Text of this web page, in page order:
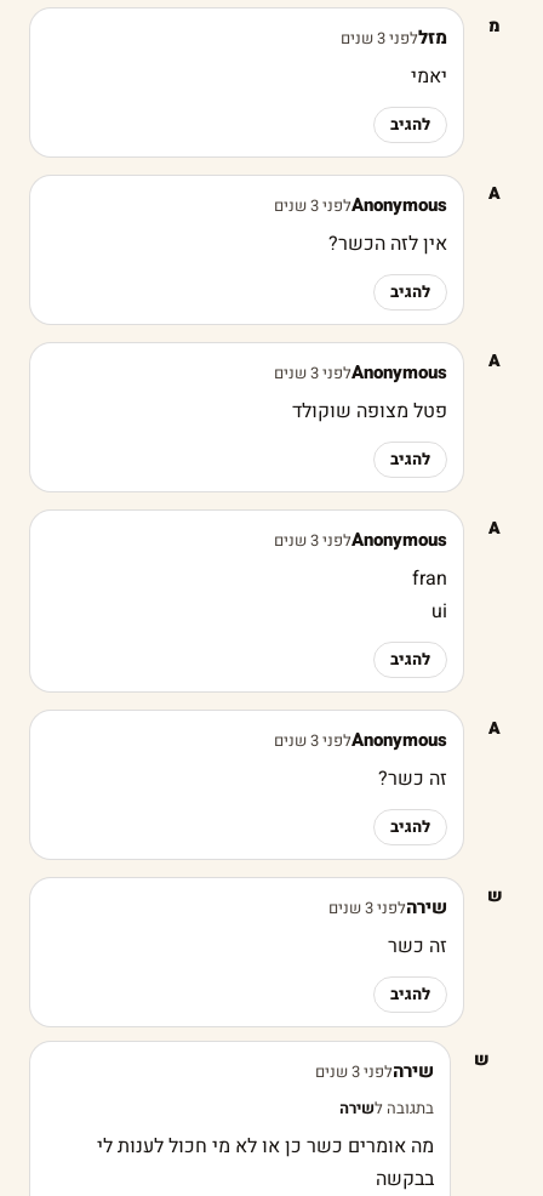
מ מזללפני 3 שנים
יאמי
להגיב
A
Anonymousלפני 3 שנים
אין לזה הכשר?
להגיב
A
Anonymousלפני 3 שנים
פטל מצופה שוקולד
להגיב
A
Anonymousלפני 3 שנים
fran
ui
להגיב
A
Anonymousלפני 3 שנים
זה כשר?
להגיב
ש שירהלפני 3 שנים
זה כשר
להגיב
ש שירהלפני 3 שנים
בתגובה לשירה
מה אומרים כשר כן או לא מי חכול לענות לי
בבקשה